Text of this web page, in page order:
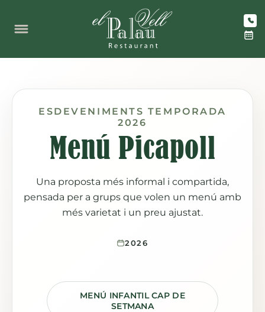
ESDEVENIMENTS TEMPORADA
2026
Menú Picapoll
Una proposta més informal i compartida,
pensada per a grups que volen un menú amb
més varietat i un preu ajustat.
2026
MENÚ INFANTIL CAP DE
SETMANA